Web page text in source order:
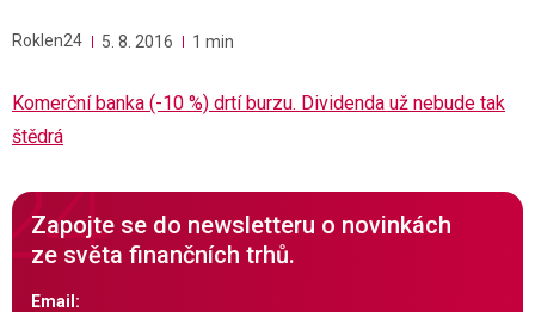
Roklen24 5. 8. 2016 1 min
Komerční banka (-10 %) drtí burzu. Dividenda už nebude tak
štědrá
Zapojte se do newsletteru o novinkách
ze světa finančních trhů.
Email: